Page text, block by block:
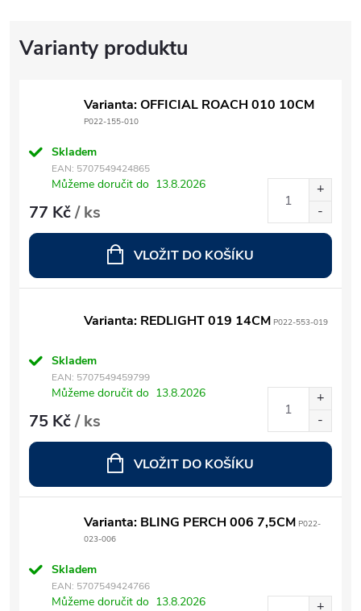
Varianta: OFFICIAL ROACH 010 10CM
P022-155-010
Skladem
EAN: 5707549424865
Můžeme doručit do 13.8.2026
77 Kč/ ks
VLOŽIT DO KOŠÍKU
Varianta: REDLIGHT 019 14CM P022-553-019
Skladem
EAN: 5707549459799
Můžeme doručit do 13.8.2026
75 Kč/ ks
VLOŽIT DO KOŠÍKU
Varianta: BLING PERCH 006 7,5CM P022-
023-006
Skladem
EAN: 5707549424766
Můžeme doručit do 13.8.2026